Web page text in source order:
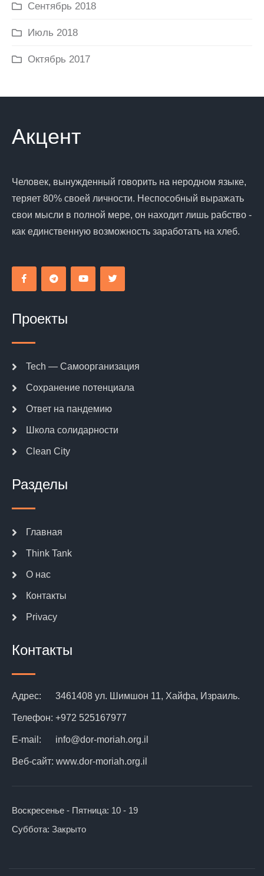
Сентябрь 2018
Июль 2018
Октябрь 2017
Акцент
Человек, вынужденный говорить на неродном языке,
теряет 80% своей личности. Неспособный выражать
свои мысли в полной мере, он находит лишь рабство -
как единственную возможность заработать на хлеб.
Проекты
Tech — Самоорганизация
Сохранение потенциала
Ответ на пандемию
Школа солидарности
Clean City
Разделы
Главная
Think Tank
О нас
Контакты
Privacy
Контакты
Адрес: 3461408 ул. Шимшон 11, Хайфа, Израиль.
Телефон: +972 525167977
E-mail: info@dor-moriah.org.il
Веб-сайт: www.dor-moriah.org.il
Воскресенье - Пятница: 10 - 19
Суббота: Закрыто